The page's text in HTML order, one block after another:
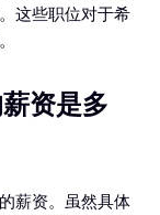
这些职位对于希
资是多
薪资。虽然具体